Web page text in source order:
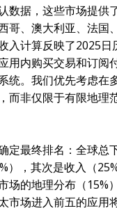
数据，这些市场提供
哥、澳大利亚、法国
入计算反映了2025日
用内购买交易和订阅
统。我们优先考虑在
而非仅限于有限地理
定最终排名：全球总
），其次是收入（
场的地理分布（15%
市场进入前五的应用